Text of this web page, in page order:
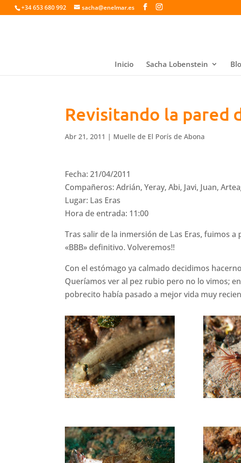
+34 653 680 992 sacha@enelmar.es
Inicio Sacha Lobenstein
Revisitando la pared
Abr 21, 2011 | Muelle de El Porís de Abona
Fecha: 21/04/2011
Compañeros: Adrián, Yeray, Abi, Javi, Juan,
Lugar: Las Eras
Hora de entrada: 11:00
Tras salir de la inmersión de Las Eras, fuimos a
«BBB» definitivo. Volveremos!!
Con el estómago ya calmado decidimos
Queríamos ver al pez rubio pero no lo vimos;
pobrecito había pasado a mejor vida muy